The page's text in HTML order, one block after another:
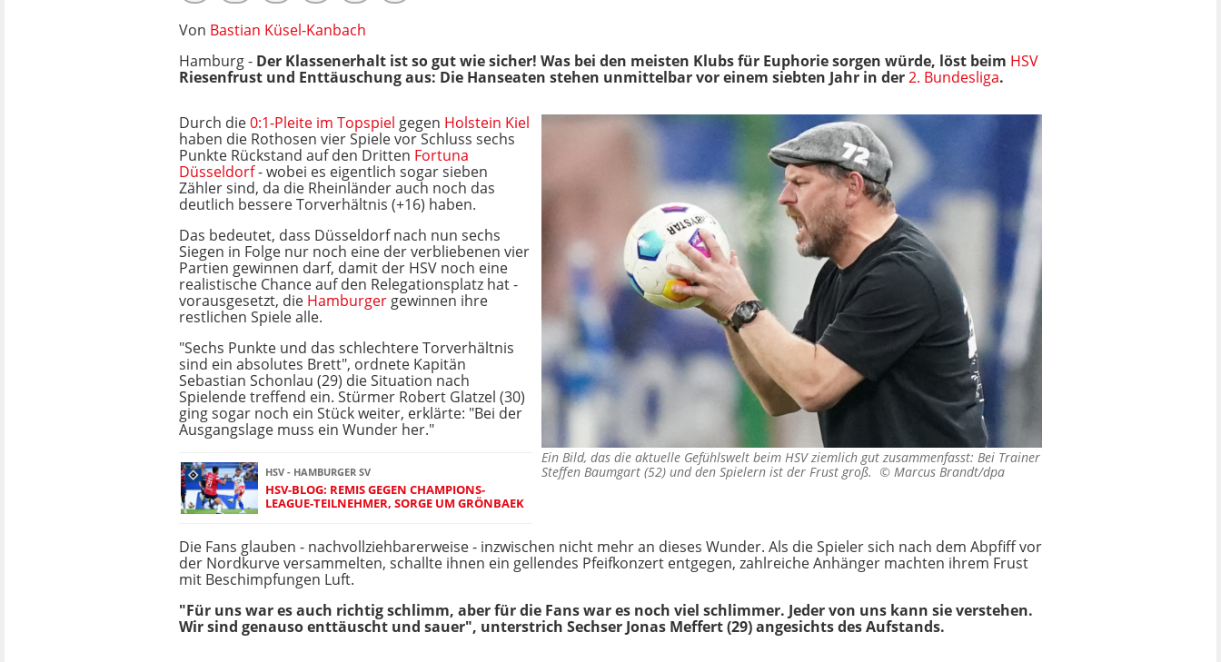
Von Bastian Küsel-Kanbach
Hamburg - Der Klassenerhalt ist so gut wie sicher! Was bei den meisten Klubs für Euphorie sorgen würde, löst beim HSV
Riesenfrust und Enttäuschung aus: Die Hanseaten stehen unmittelbar vor einem siebten Jahr in der2. Bundesliga.
Ein Bild, das die aktuelle Gefühlswelt beim HSV ziemlich gut zusammenfasst: Bei Trainer
Steffen Baumgart (52) und den Spielern ist der Frust groß. © Marcus Brandt/dpa
Durch die0:1-Pleite im Topspiel gegen Holstein Kiel
haben die Rothosen vier Spiele vor Schluss sechs
Punkte Rückstand auf den Dritten Fortuna
Düsseldorf- wobei es eigentlich sogar sieben
Zähler sind, da die Rheinländer auch noch das
deutlich bessere Torverhältnis (+16) haben.
Das bedeutet, dass Düsseldorf nach nun sechs
Siegen in Folge nur noch eine der verbliebenen vier
Partien gewinnen darf, damit der HSV noch eine
realistische Chance auf den Relegationsplatz hat -
vorausgesetzt, die Hamburger gewinnen ihre
restlichen Spiele alle.
"Sechs Punkte und das schlechtere Torverhältnis
sind ein absolutes Brett", ordnete Kapitän
Sebastian Schonlau (29) die Situation nach
Spielende treffend ein. Stürmer Robert Glatzel (30)
ging sogar noch ein Stück weiter, erklärte: "Bei der
Ausgangslage muss ein Wunder her."
HSV - HAMBURGER SV
HSV-BLOG: REMIS GEGEN CHAMPIONS-
LEAGUE-TEILNEHMER, SORGE UM GRÖNBAEK
Die Fans glauben - nachvollziehbarerweise - inzwischen nicht mehr an dieses Wunder. Als die Spieler sich nach dem Abpfiff vor
der Nordkurve versammelten, schallte ihnen ein gellendes Pfeifkonzert entgegen, zahlreiche Anhänger machten ihrem Frust
mit Beschimpfungen Luft.
"Für uns war es auch richtig schlimm, aber für die Fans war es noch viel schlimmer. Jeder von uns kann sie verstehen.
Wir sind genauso enttäuscht und sauer", unterstrich Sechser Jonas Meffert (29) angesichts des Aufstands.